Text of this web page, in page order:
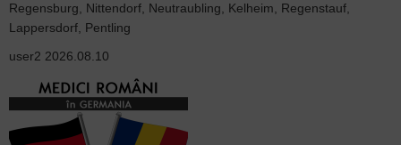
Regensburg, Nittendorf, Neutraubling, Kelheim, Regenstauf,
Lappersdorf, Pentling
user2 2026.08.10